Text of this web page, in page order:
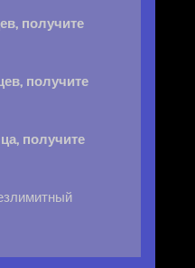
получите
получите
получите